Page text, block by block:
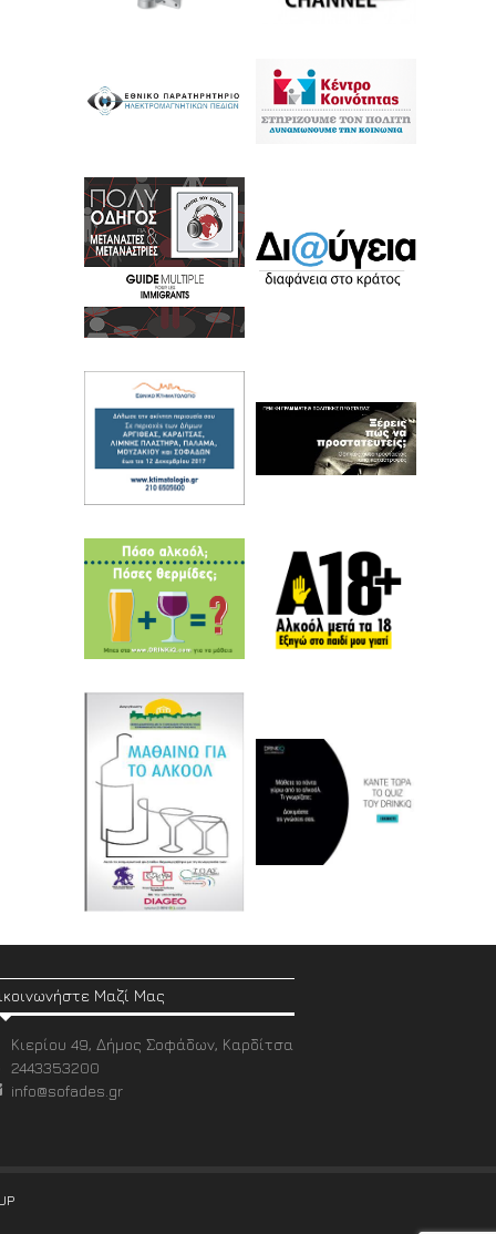
Μαζί Μας
Κιερίου 49, Δήμος Σοφάδων, Καρδίτσα
2443353200
info@sofades.gr